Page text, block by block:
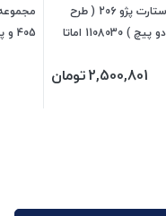
اتوماتیک استارت پژو 206 ( طرح
یوگسلاو - دو پیچ ) 1108030 اماتا
2,500,801تومان